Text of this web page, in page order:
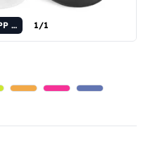
MANOLO POLI. Gorra PP con banda de poliéster blanca. 1/1